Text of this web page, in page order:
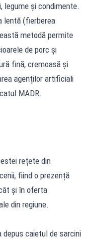
legume și condimente.
lentă (fierberea
metodă permite
de porc și
fină, cremoasă și
agenților artificiali
MADR.
rețete din
fiind o prezență
și în oferta
din regiune.
caietul de sarcini